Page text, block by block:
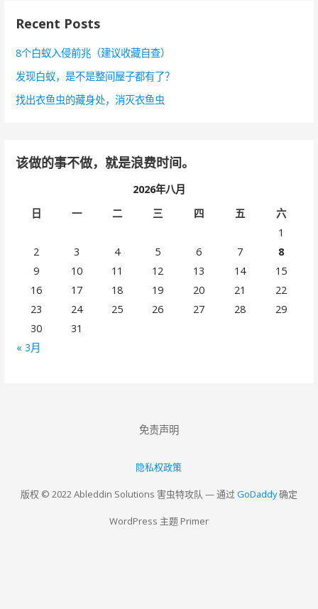
Recent Posts
8个白蚁入侵前兆（建议收藏自查）
发现白蚁，是不是整间屋子都有了？
找出衣鱼虫的藏身处，消灭衣鱼虫
该做的事不做，就是浪费时间。
2026年八月
日
一 二 三 四 五 六
« 3月
1
2
3 4 5 6 7
8
9
10 11 12 13 14
15
16
17 18 19 20 21
22
23
24 25 26 27 28
29
30
31
免责声明
隐私权政策
版权 © 2022 Ableddin Solutions 害虫特攻队 — 通过 GoDaddy确定
WordPress 主题 Primer